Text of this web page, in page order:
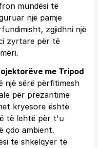
mundësi të
një pamje
zgjidhni një
zyrtare për të
me Tripod
një sërë përfitimesh
për prezantime
kryesore është
të lehtë për t'u
çdo ambient.
të shkëlqyer të